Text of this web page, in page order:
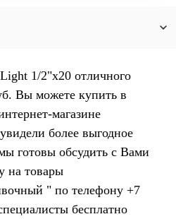
1/2"x20 отличного
Вы можете купить в
магазине
более выгодное
готовы обсудить с Вами
на товары
" по телефону +7
бесплатно